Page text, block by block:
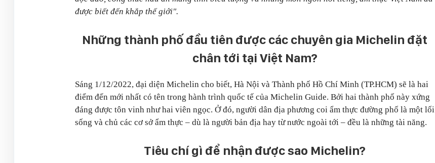
được biết đến khắp thế giới".
Những thành phố đầu tiên được các chuyên gia Michelin đặt
chân tới tại Việt Nam?
Sáng 1/12/2022, đại diện Michelin cho biết, Hà Nội và Thành phố Hồ Chí Minh (TP.HCM) sẽ là hai
điểm đến mới nhất có tên trong hành trình quốc tế của Michelin Guide. Bởi hai thành phố này xứng
đáng được tôn vinh như hai viên ngọc. Ở đó, người dân địa phương coi ẩm thực đường phố là một lối
sống và chủ các cơ sở ẩm thực – dù là người bản địa hay từ nước ngoài tới – đều là những tài năng.
Tiêu chí gì để nhận được sao Michelin?